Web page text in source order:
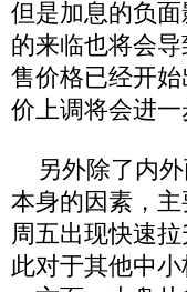
但是加息的负
的来临也将会
售价格已经开
价上调将会进
另外除了内外
本身的因素，
周五出现快速
此对于其他中